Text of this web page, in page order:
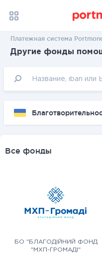
Платежная система
Другие фонды
Все фонды
БО "БЛАГОДІЙНИЙ ФОНД
"МХП-ГРОМАДІ"